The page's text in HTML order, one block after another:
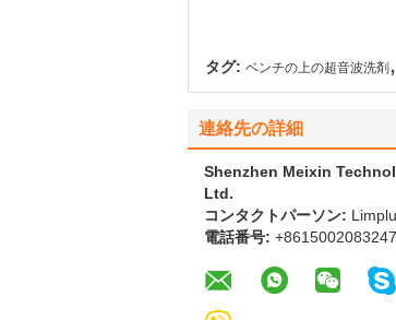
タグ: ベンチの上の超音波洗剤 ,
連絡先の詳細
Shenzhen Meixin
Ltd.
コンタクトパーソン:
電話番号: +8615002083247